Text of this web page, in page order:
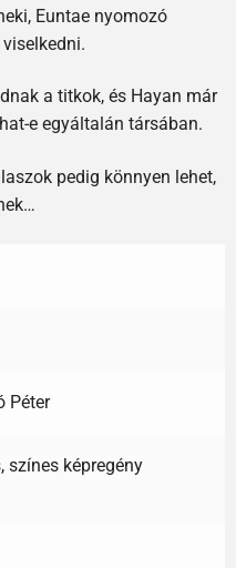
Euntae nyomozó
a titkok, és Hayan már
e egyáltalán társában.
pedig könnyen lehet,
Péter
színes képregény